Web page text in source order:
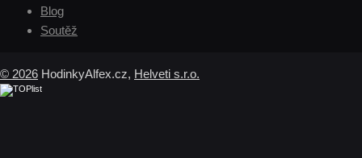
Blog
Soutěž
© 2026 HodinkyAlfex.cz, Helveti s.r.o.